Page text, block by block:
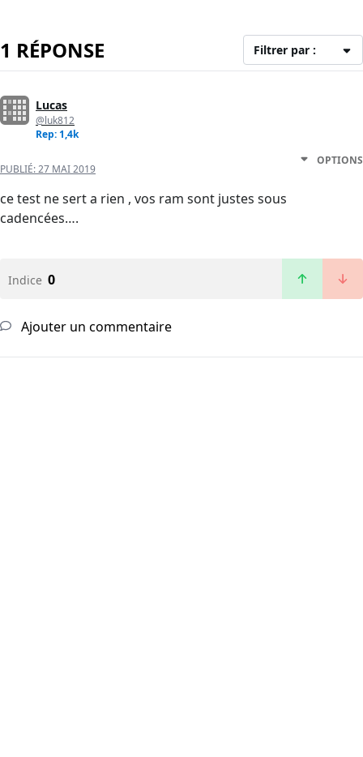
1 RÉPONSE Filtrer par :
Lucas
@luk812
Rep: 1,4k
PUBLIÉ:27 MAI 2019
OPTIONS
ce test ne sert a rien , vos ram sont justes sous
cadencées….
Indice 0
Ajouter un commentaire